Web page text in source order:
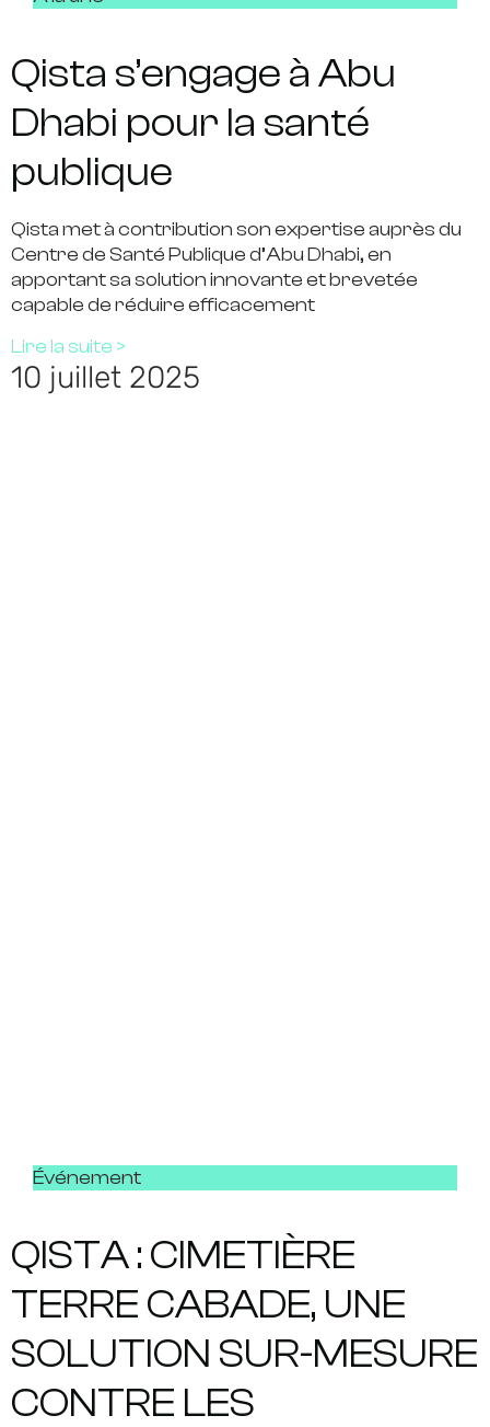
Qista s’engage à Abu
Dhabi pour la santé
publique
Qista met à contribution son expertise auprès du
Centre de Santé Publique d’Abu Dhabi, en
apportant sa solution innovante et brevetée
capable de réduire efficacement
Lire la suite >
10 juillet 2025
Événement
QISTA : CIMETIÈRE
TERRE CABADE, UNE
SOLUTION SUR-MESURE
CONTRE LES